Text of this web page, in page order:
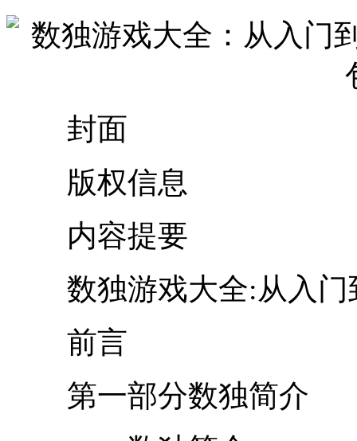
封面
版权信息
内容提要
数独游戏大全:从入门
前言
第一部分数独简介